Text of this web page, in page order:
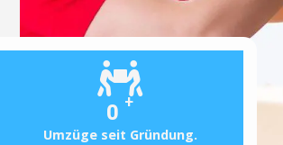
0 +
Umzüge seit Gründung.